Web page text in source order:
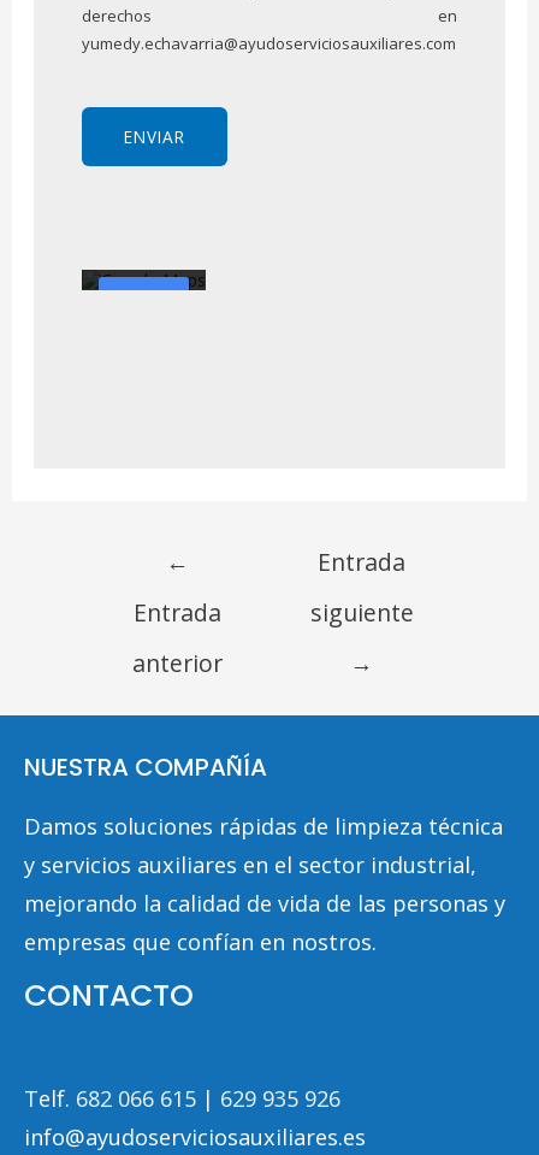
derechos en
yumedy.echavarria@ayudoserviciosauxiliares.com
ENVIAR
mapa,
acepta la
política de
privacidad
Cargar
←
Entrada
anterior
Entrada
siguiente
→
NUESTRA COMPAÑÍA
Damos soluciones rápidas de limpieza técnica
y servicios auxiliares en el sector industrial,
mejorando la calidad de vida de las personas y
empresas que confían en nostros.
CONTACTO
Telf. 682 066 615 | 629 935 926
info@ayudoserviciosauxiliares.es